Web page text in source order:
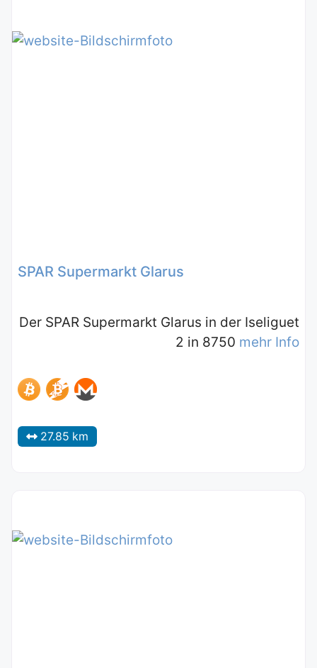
SPAR Supermarkt Glarus
Der SPAR Supermarkt Glarus in der Iseliguet
2 in 8750 mehr Info
27.85 km